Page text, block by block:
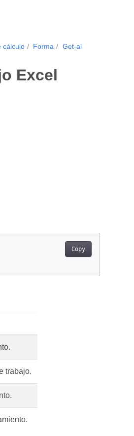
cálculo Forma Get-al
Excel
Copy
trabajo.